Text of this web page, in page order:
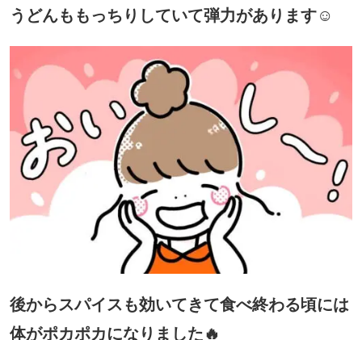
うどんももっちりしていて弾力があります☺
後からスパイスも効いてきて食べ終わる頃には
体がポカポカになりました🔥